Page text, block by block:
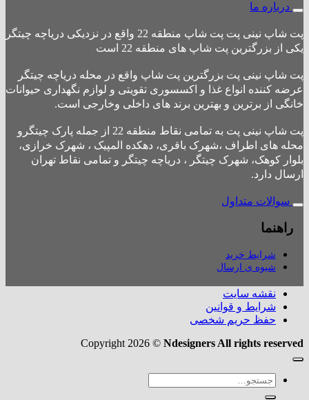
درباره ما
پت شاپ نینی پت پت شاپ منطقه 22 واقع در نزدیکی دریاچه چیتگر
یکی از بزرگترین پت شاپ های منطقه 22 است
پت شاپ نینی پت بزرگترین پت شاپ واقع در محله دریاچه چیتگر
عرضه کننده انواع غذا و اکسسوری تقویتی و لوازم نگهداری حیوانات
خانگی از برترین و بهترین برند های داخلی وخارجی است.
پت شاپ نینی پت به تمامی نقاط منطقه 22 از جمله پارک چیتگرو
محله های اطراف ،شهرک باقری، دهکده المپیک ، شهرک خرازی،
بلوار کوهک، شهرک چیتگر ، دریاچه چیتگر و تمامی نقاط تهران
ارسال دارد.
سوالات متداول
راهنما
شرایط خرید
شیوه ی ارسال
نقشه سایت
شرایط و قوانین
حفظ حریم شخصی
Copyright 2026 © Ndesigners All rights reserved
جستجو